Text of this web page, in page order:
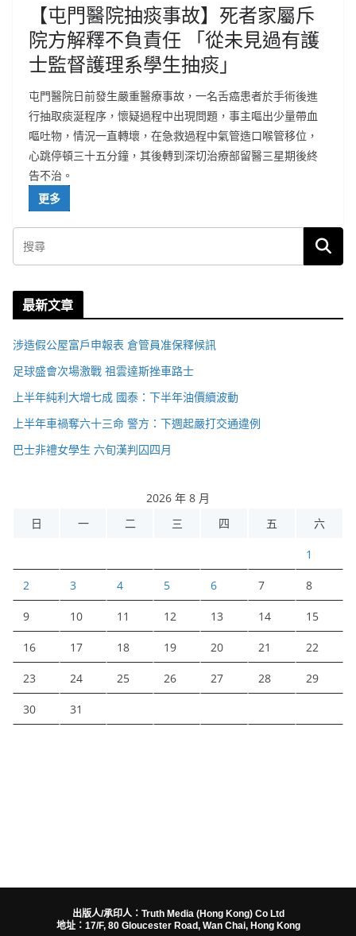
【屯門醫院抽痰事故】死者家屬斥
院方解釋不負責任 「從未見過有護
士監督護理系學生抽痰」
屯門醫院日前發生嚴重醫療事故，一名舌癌患者於手術後進
行抽取痰涎程序，懷疑過程中出現問題，事主嘔出少量帶血
嘔吐物，情況一直轉壞，在急救過程中氣管造口喉管移位，
心跳停頓三十五分鐘，其後轉到深切治療部留醫三星期後終
告不治。
更多
最新文章
涉造假公屋富戶申報表 倉管員准保釋候訊
足球盛會次場激戰 祖雲達斯挫車路士
上半年純利大增七成 國泰：下半年油價續波動
上半年車禍奪六十三命 警方：下週起嚴打交通違例
巴士非禮女學生 六旬漢判囚四月
2026 年 8 月
日
一 二 三 四 五 六
1
2 3 4 5 6 7 8
9 10 11 12 13 14 15
16 17 18 19 20 21 22
23 24 25 26 27 28 29
30 31
出版人/承印人：Truth Media (Hong Kong) Co Ltd
地址：17/F, 80 Gloucester Road, Wan Chai, Hong Kong